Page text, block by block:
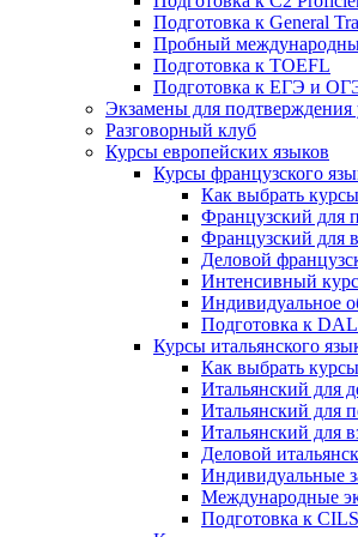
Подготовка к General
Пробный
Подготовка к TOEFL
Подготовка к ЕГЭ и
Экзамены для подтверждения
Разговорный клуб
Курсы европейских языков
Курсы французского
Как выбрать
Французский для
Французский для
Деловой
Интенсивный курс
Индивидуальное
Подготовка к
Курсы итальянского
Как выбрать
Итальянский для
Итальянский для
Итальянский для
Деловой
Индивидуальные
Международные
Подготовка к CILS